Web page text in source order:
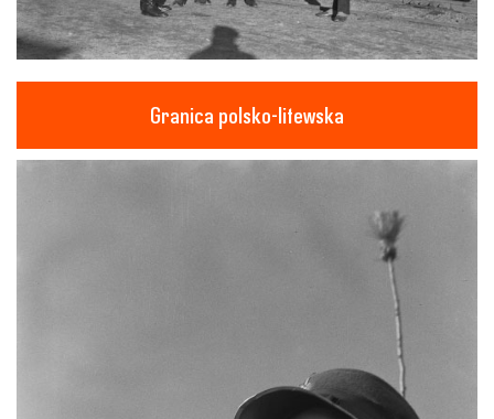
Granica polsko-litewska